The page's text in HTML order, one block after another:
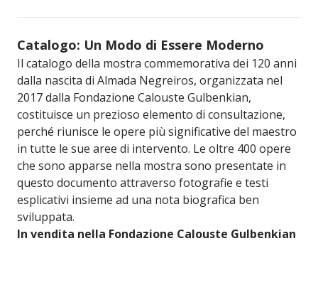
Catalogo: Un Modo di Essere Moderno
Il catalogo della mostra commemorativa dei 120 anni
dalla nascita di Almada Negreiros, organizzata nel
2017 dalla Fondazione Calouste Gulbenkian,
costituisce un prezioso elemento di consultazione,
perché riunisce le opere più significative del maestro
in tutte le sue aree di intervento. Le oltre 400 opere
che sono apparse nella mostra sono presentate in
questo documento attraverso fotografie e testi
esplicativi insieme ad una nota biografica ben
sviluppata.
In vendita nella Fondazione Calouste Gulbenkian